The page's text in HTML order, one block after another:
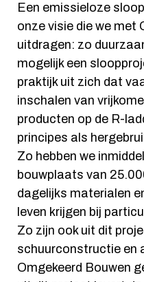
Een emissieloze
onze visie die we met
uitdragen: zo
mogelijk een
praktijk uit zich dat
inschalen van
producten op de R-
principes als
Zo hebben we
bouwplaats van
dagelijks materialen
leven krijgen bij
Zo zijn ook uit dit
schuurconstructie en
Omgekeerd Bouwen